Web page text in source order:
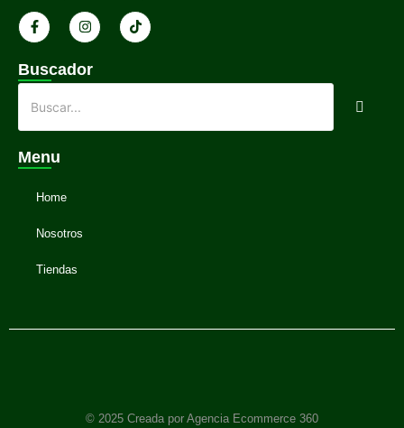
Buscador
Menu
Home
Nosotros
Tiendas
© 2025 Creada por Agencia Ecommerce 360